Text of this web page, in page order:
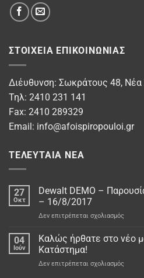
ΣΤΟΙΧΕΊΑ ΕΠΙΚΟΙΝΩΝΊΑΣ
Διέυθυνση: Σωκράτους 48,
Τηλ: 2410 231 141
Fax: 2410 289329
Email: info@afoispiropouloi.gr
ΤΕΛΕΥΤΑΊΑ ΝΈΑ
27
Οκτ
Dewalt DEMO –
– 16/8/2017
Δεν επιτρέπεται σχολιασμόςστο
DEMO
&
04
Ιούν
Καλώς ήρθατε στο νέo
Κατάστημα!
Δεν επιτρέπεται σχολιασμόςστο